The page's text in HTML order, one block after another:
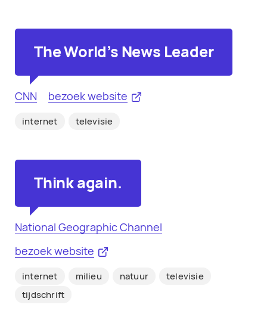
The World's News Leader
CNN bezoek website
internet televisie
Think again.
National Geographic Channel
bezoek website
internet milieu natuur
televisie
tijdschrift